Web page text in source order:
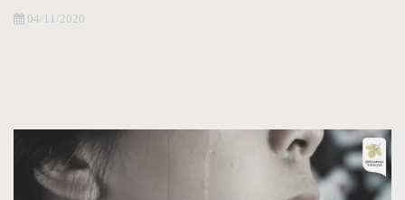
04/11/2020